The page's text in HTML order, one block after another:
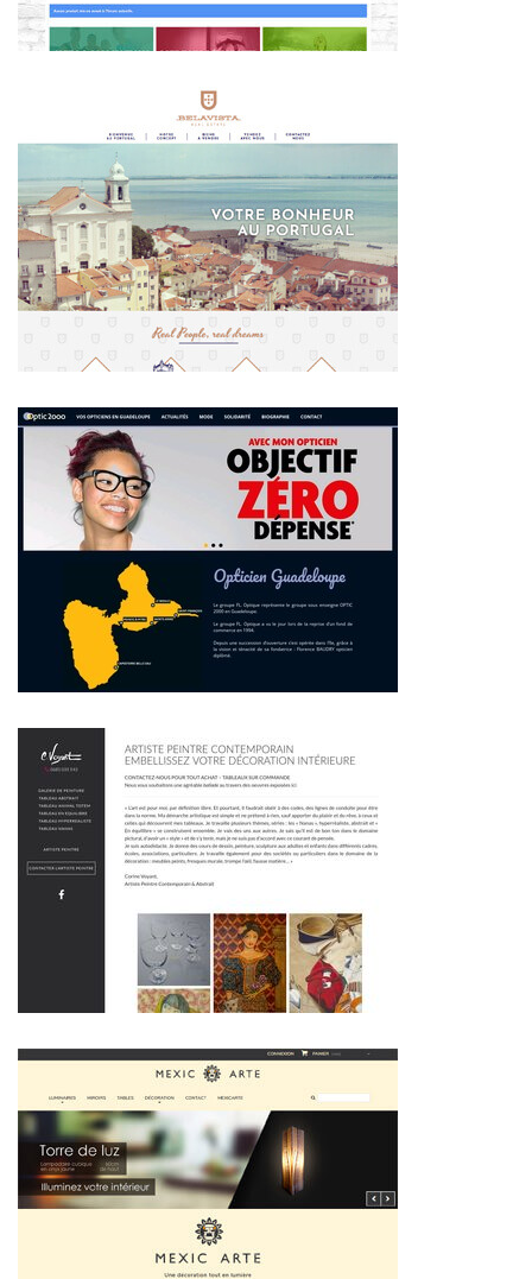
~391€/mois économisés d'annonces commerciales
~388€/mois économisés d'annonces commerciales
~283€/mois économisés d'annonces commerciales
~331€/mois économisés d'annonces commerciales